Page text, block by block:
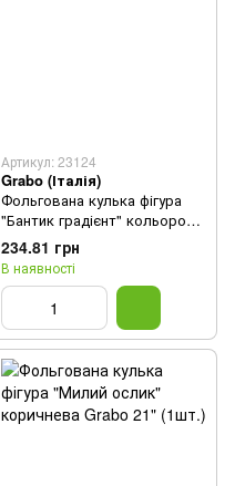
Артикул: 23124
Grabo (Італія)
Фольгована кулька фігура
"Бантик градієнт" кольорова
Grabo 41" (1шт.)
234.81 грн
В наявності